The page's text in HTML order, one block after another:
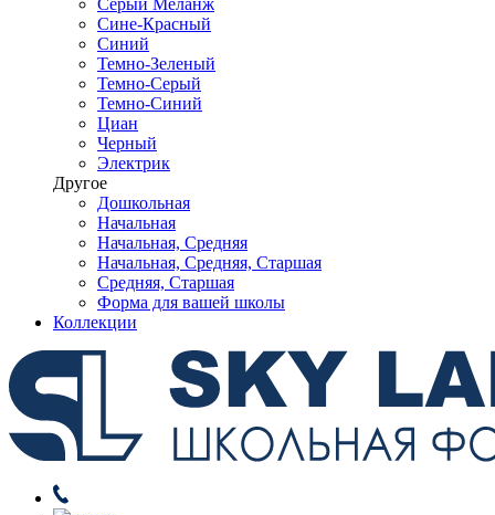
Серый Меланж
Сине-Красный
Синий
Темно-Зеленый
Темно-Серый
Темно-Синий
Циан
Черный
Электрик
Другое
Дошкольная
Начальная
Начальная, Средняя
Начальная, Средняя, Старшая
Средняя, Старшая
Форма для вашей школы
Коллекции